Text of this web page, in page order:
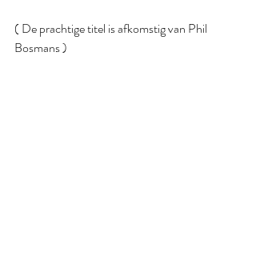
( De prachtige titel is afkomstig van Phil
Bosmans )